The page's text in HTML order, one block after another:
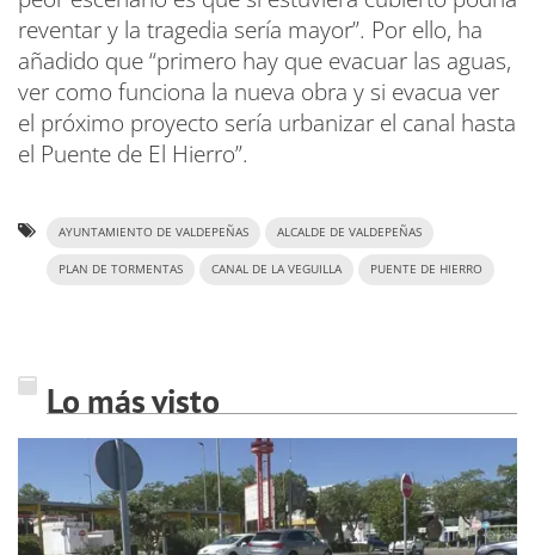
reventar y la tragedia sería mayor”. Por ello, ha
añadido que “primero hay que evacuar las aguas,
ver como funciona la nueva obra y si evacua ver
el próximo proyecto sería urbanizar el canal hasta
el Puente de El Hierro”.
AYUNTAMIENTO DE VALDEPEÑAS ALCALDE DE VALDEPEÑAS
PLAN DE TORMENTAS CANAL DE LA VEGUILLA PUENTE DE HIERRO
Lo más visto